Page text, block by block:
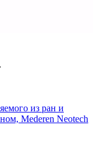
из ран и
Mederen Neotech